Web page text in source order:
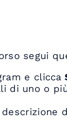
segui
e clicca
di uno o
descrizione